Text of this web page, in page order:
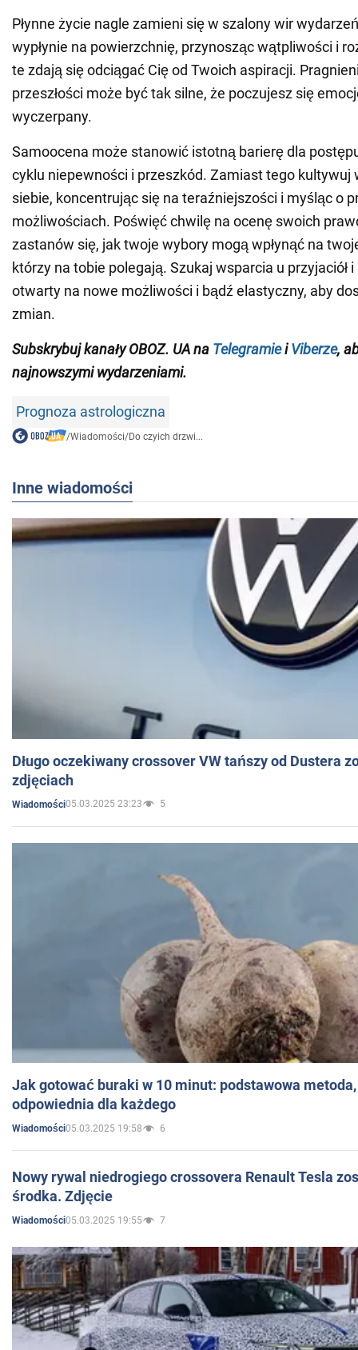
Płynne życie nagle zamieni się w szalony wir
wypłynie na powierzchnię, przynosząc wątpliwości i
te zdają się odciągać Cię od Twoich aspiracji.
przeszłości może być tak silne, że poczujesz się
wyczerpany.
Samoocena może stanowić istotną barierę dla
cyklu niepewności i przeszkód. Zamiast tego kultywuj
siebie, koncentrując się na teraźniejszości i myśląc o
możliwościach. Poświęć chwilę na ocenę swoich
zastanów się, jak twoje wybory mogą wpłynąć na
którzy na tobie polegają. Szukaj wsparcia u przyjaciół
otwarty na nowe możliwości i bądź elastyczny, aby
zmian.
Subskrybuj kanały OBOZ. UA na TelegramieiViberze,
najnowszymi wydarzeniami.
Prognoza astrologiczna
/Wiadomości/Do czyich drzwi...
Inne wiadomości
Długo oczekiwany crossover VW tańszy od Dustera
zdjęciach
Wiadomości05.03.2025 23:23 5
Jak gotować buraki w 10 minut: podstawowa
odpowiednia dla każdego
Wiadomości05.03.2025 19:58 6
Nowy rywal niedrogiego crossovera Renault Tesla
środka. Zdjęcie
Wiadomości05.03.2025 19:55 7